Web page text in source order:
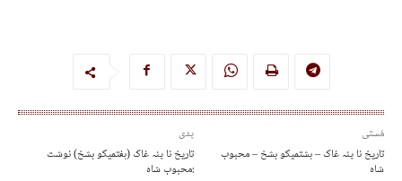
پدی
تاریخ نا پنہ غاک (ہفتمیکو بشخ) نوشت
:محبوب شاہ
مُستی
تاریخ نا پنہ غاک – ہشتمیکو بشخ – محبوب
شاہ